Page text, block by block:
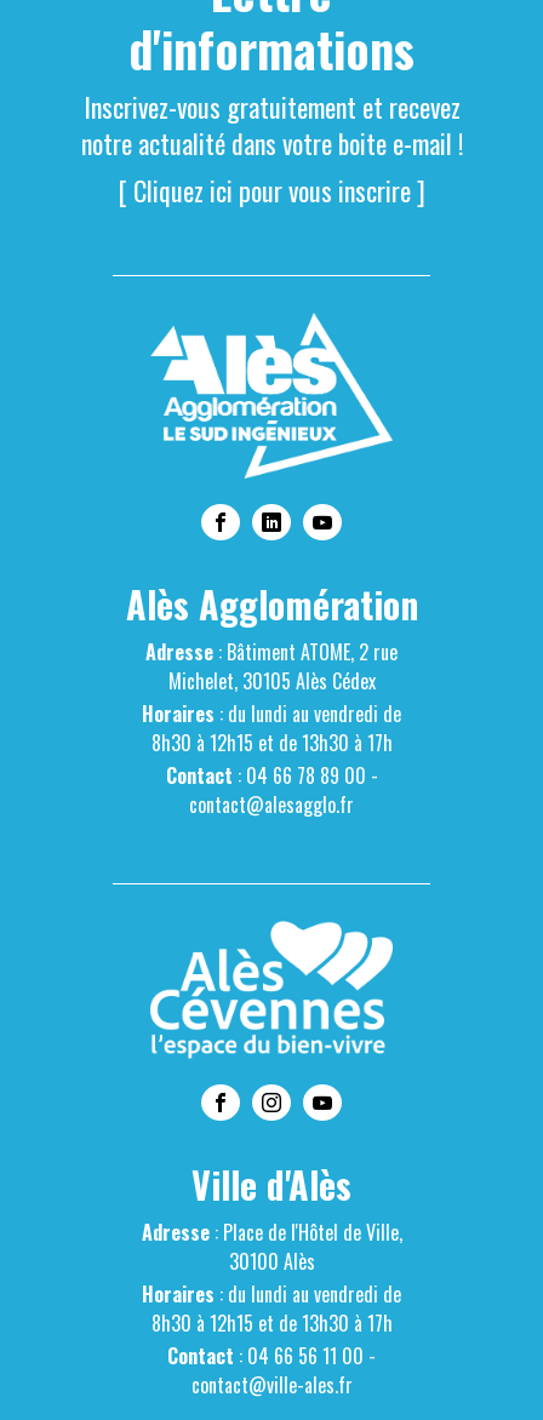
d'informations
Inscrivez-vous gratuitement et recevez
notre actualité dans votre boite e-mail !
[ Cliquez ici pour vous inscrire ]
Alès Agglomération
Adresse : Bâtiment ATOME, 2 rue
Michelet, 30105 Alès Cédex
Horaires : du lundi au vendredi de
8h30 à 12h15 et de 13h30 à 17h
Contact : 04 66 78 89 00 -
contact@alesagglo.fr
Ville d'Alès
Adresse: Place de l'Hôtel de Ville,
30100 Alès
Horaires : du lundi au vendredi de
8h30 à 12h15 et de 13h30 à 17h
Contact : 04 66 56 11 00 -
contact@ville-ales.fr